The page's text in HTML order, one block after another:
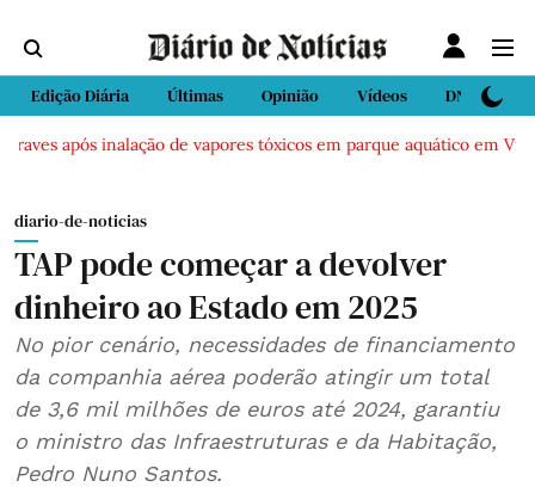
Edição Diária Últimas Opinião Vídeos DN Sport
após inalação de vapores tóxicos em parque aquático em Vieira
diario-de-noticias
TAP pode começar a devolver
dinheiro ao Estado em 2025
No pior cenário, necessidades de financiamento
da companhia aérea poderão atingir um total
de 3,6 mil milhões de euros até 2024, garantiu
o ministro das Infraestruturas e da Habitação,
Pedro Nuno Santos.